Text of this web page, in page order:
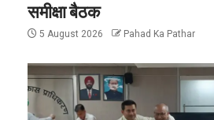
समीक्षा बैठक
5 August 2026 Pahad Ka Pathar